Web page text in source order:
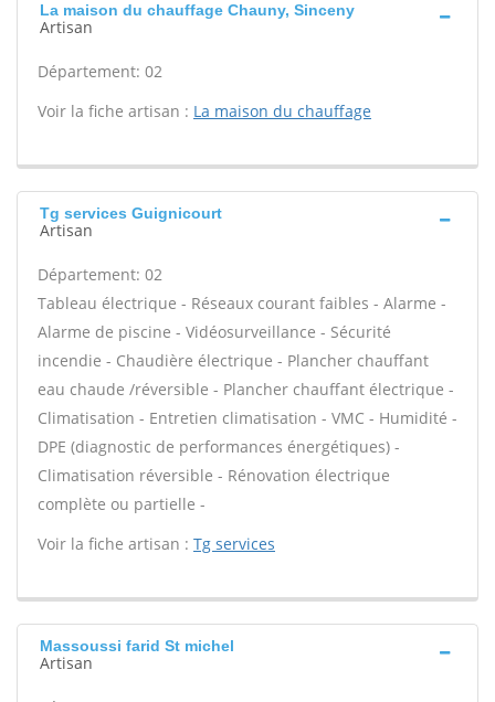
La maison du chauffage Chauny, Sinceny
Artisan
Département: 02
Voir la fiche artisan : La maison du chauffage
Tg services Guignicourt
Artisan
Département: 02
Tableau électrique - Réseaux courant faibles - Alarme -
Alarme de piscine - Vidéosurveillance - Sécurité
incendie - Chaudière électrique - Plancher chauffant
eau chaude /réversible - Plancher chauffant électrique -
Climatisation - Entretien climatisation - VMC - Humidité -
DPE (diagnostic de performances énergétiques) -
Climatisation réversible - Rénovation électrique
complète ou partielle -
Voir la fiche artisan : Tg services
Massoussi farid St michel
Artisan